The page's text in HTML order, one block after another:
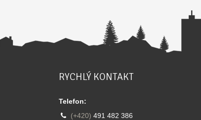
RYCHLÝ KONTAKT
Telefon:
(+420) 491 482 386